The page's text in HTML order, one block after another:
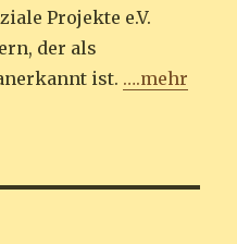
Projekte e.V.
der als
ist. ….mehr